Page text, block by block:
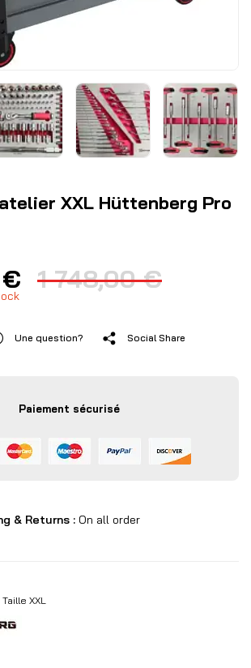
XXL Hüttenberg Pro
1 748,00€
€
Une question? Social Share
Paiement sécurisé
& Returns : On all order
XXL